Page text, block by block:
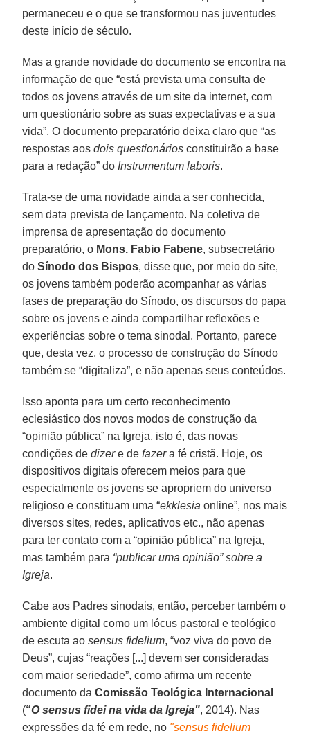
permaneceu e o que se transformou nas juventudes
deste início de século.
Mas a grande novidade do documento se encontra na
informação de que “está prevista uma consulta de
todos os jovens através de um site da internet, com
um questionário sobre as suas expectativas e a sua
vida”. O documento preparatório deixa claro que “as
respostas aosdois questionários constituirão a base
para a redação” do Instrumentum laboris.
Trata-se de uma novidade ainda a ser conhecida,
sem data prevista de lançamento. Na coletiva de
imprensa de apresentação do documento
preparatório, o Mons. Fabio Fabene, subsecretário
doSínodo dos Bispos, disse que, por meio do site,
os jovens também poderão acompanhar as várias
fases de preparação do Sínodo, os discursos do papa
sobre os jovens e ainda compartilhar reflexões e
experiências sobre o tema sinodal. Portanto, parece
que, desta vez, o processo de construção do Sínodo
também se “digitaliza”, e não apenas seus conteúdos.
Isso aponta para um certo reconhecimento
eclesiástico dos novos modos de construção da
“opinião pública” na Igreja, isto é, das novas
condições dedizere defazera fé cristã. Hoje, os
dispositivos digitais oferecem meios para que
especialmente os jovens se apropriem do universo
religioso e constituam uma “ekklesia online”, nos mais
diversos sites, redes, aplicativos etc., não apenas
para ter contato com a “opinião pública” na Igreja,
mas também para “publicar uma opinião” sobre a
Igreja.
Cabe aos Padres sinodais, então, perceber também o
ambiente digital como um lócus pastoral e teológico
de escuta aosensus fidelium, “voz viva do povo de
Deus”, cujas “reações [...] devem ser consideradas
com maior seriedade”, como afirma um recente
documento daComissão Teológica Internacional
(“O sensus fidei na vida da Igreja", 2014). Nas
expressões da fé em rede, no "sensus fidelium